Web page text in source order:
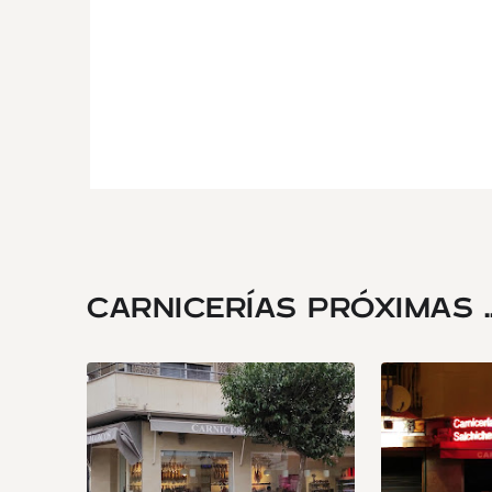
CARNICERÍAS PRÓXIMAS